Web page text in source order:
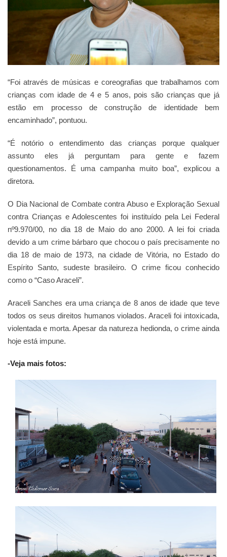
“Foi através de músicas e coreografias que trabalhamos com
crianças com idade de 4 e 5 anos, pois são crianças que já
estão em processo de construção de identidade bem
encaminhado”, pontuou.
“É notório o entendimento das crianças porque qualquer
assunto eles já perguntam para gente e fazem
questionamentos. É uma campanha muito boa”, explicou a
diretora.
O Dia Nacional de Combate contra Abuso e Exploração Sexual
contra Crianças e Adolescentes foi instituído pela Lei Federal
nº9.970/00, no dia 18 de Maio do ano 2000. A lei foi criada
devido a um crime bárbaro que chocou o país precisamente no
dia 18 de maio de 1973, na cidade de Vitória, no Estado do
Espírito Santo, sudeste brasileiro. O crime ficou conhecido
como o “Caso Araceli”.
Araceli Sanches era uma criança de 8 anos de idade que teve
todos os seus direitos humanos violados. Araceli foi intoxicada,
violentada e morta. Apesar da natureza hedionda, o crime ainda
hoje está impune.
-Veja mais fotos: